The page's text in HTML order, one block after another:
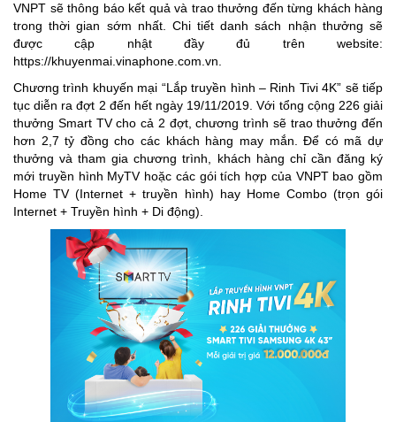
VNPT sẽ thông báo kết quả và trao thưởng đến từng khách hàng
trong thời gian sớm nhất. Chi tiết danh sách nhận thưởng sẽ
được cập nhật đầy đủ trên website:
https://khuyenmai.vinaphone.com.vn.
Chương trình khuyến mại “Lắp truyền hình – Rinh Tivi 4K” sẽ tiếp
tục diễn ra đợt 2 đến hết ngày 19/11/2019. Với tổng cộng 226 giải
thưởng Smart TV cho cả 2 đợt, chương trình sẽ trao thưởng đến
hơn 2,7 tỷ đồng cho các khách hàng may mắn. Để có mã dự
thưởng và tham gia chương trình, khách hàng chỉ cần đăng ký
mới truyền hình MyTV hoặc các gói tích hợp của VNPT bao gồm
Home TV (Internet + truyền hình) hay Home Combo (trọn gói
Internet + Truyền hình + Di động).